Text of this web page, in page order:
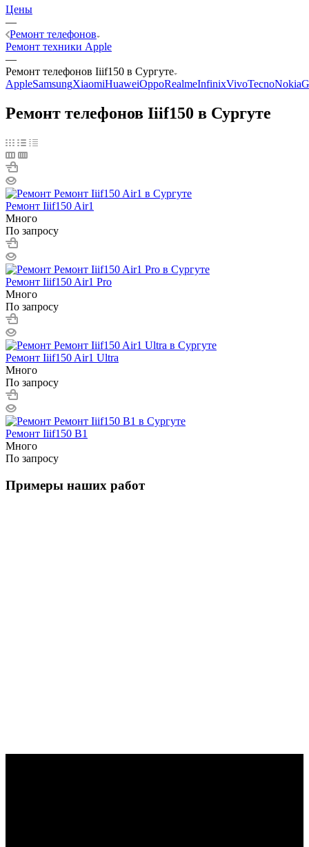
Цены
—
Ремонт телефонов
Ремонт техники Apple
—
Ремонт телефонов Iiif150 в Сургуте
AppleSamsungXiaomiHuaweiOppoRealmeInfinixVivoTecnoNokia
Ремонт телефонов Iiif150 в Сургуте
Ремонт Iiif150 Air1
Много
По запросу
Ремонт Iiif150 Air1 Pro
Много
По запросу
Ремонт Iiif150 Air1 Ultra
Много
По запросу
Ремонт Iiif150 B1
Много
По запросу
Примеры наших работ